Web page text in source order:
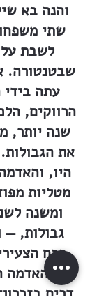
והנה בא
שתי
לשבת
שבטנטורה.
עתה בידי
הרווקים,
שנה יותר,
את
ומשנה
גבולות, —
בכח
על האדמה
דרים